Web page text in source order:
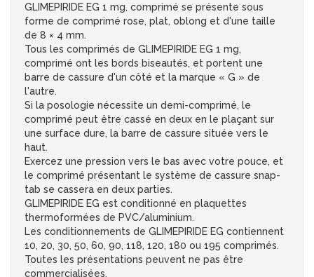
GLIMEPIRIDE EG 1 mg, comprimé se présente sous
forme de comprimé rose, plat, oblong et d'une taille
de 8 × 4 mm.
Tous les comprimés de GLIMEPIRIDE EG 1 mg,
comprimé ont les bords biseautés, et portent une
barre de cassure d'un côté et la marque « G » de
l'autre.
Si la posologie nécessite un demi-comprimé, le
comprimé peut être cassé en deux en le plaçant sur
une surface dure, la barre de cassure située vers le
haut.
Exercez une pression vers le bas avec votre pouce, et
le comprimé présentant le système de cassure snap-
tab se cassera en deux parties.
GLIMEPIRIDE EG est conditionné en plaquettes
thermoformées de PVC/aluminium.
Les conditionnements de GLIMEPIRIDE EG contiennent
10, 20, 30, 50, 60, 90, 118, 120, 180 ou 195 comprimés.
Toutes les présentations peuvent ne pas être
commercialisées.